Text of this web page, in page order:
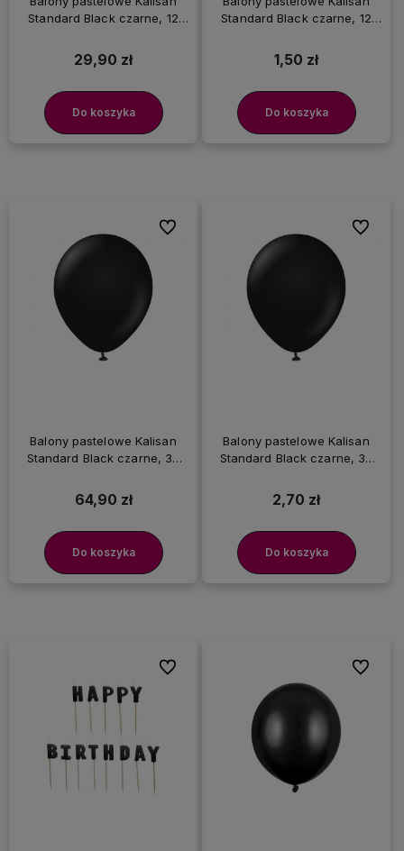
Standard Black czarne, 12
29,90 zł
Do koszyka
Standard Black czarne, 12
1,50 zł
Do koszyka
Balony pastelowe Kalisan
Standard Black czarne, 30
64,90 zł
Do koszyka
Do ulubionych
Balony pastelowe Kalisan
Standard Black czarne, 30
2,70 zł
Do koszyka
Do
Do ulubionych Do